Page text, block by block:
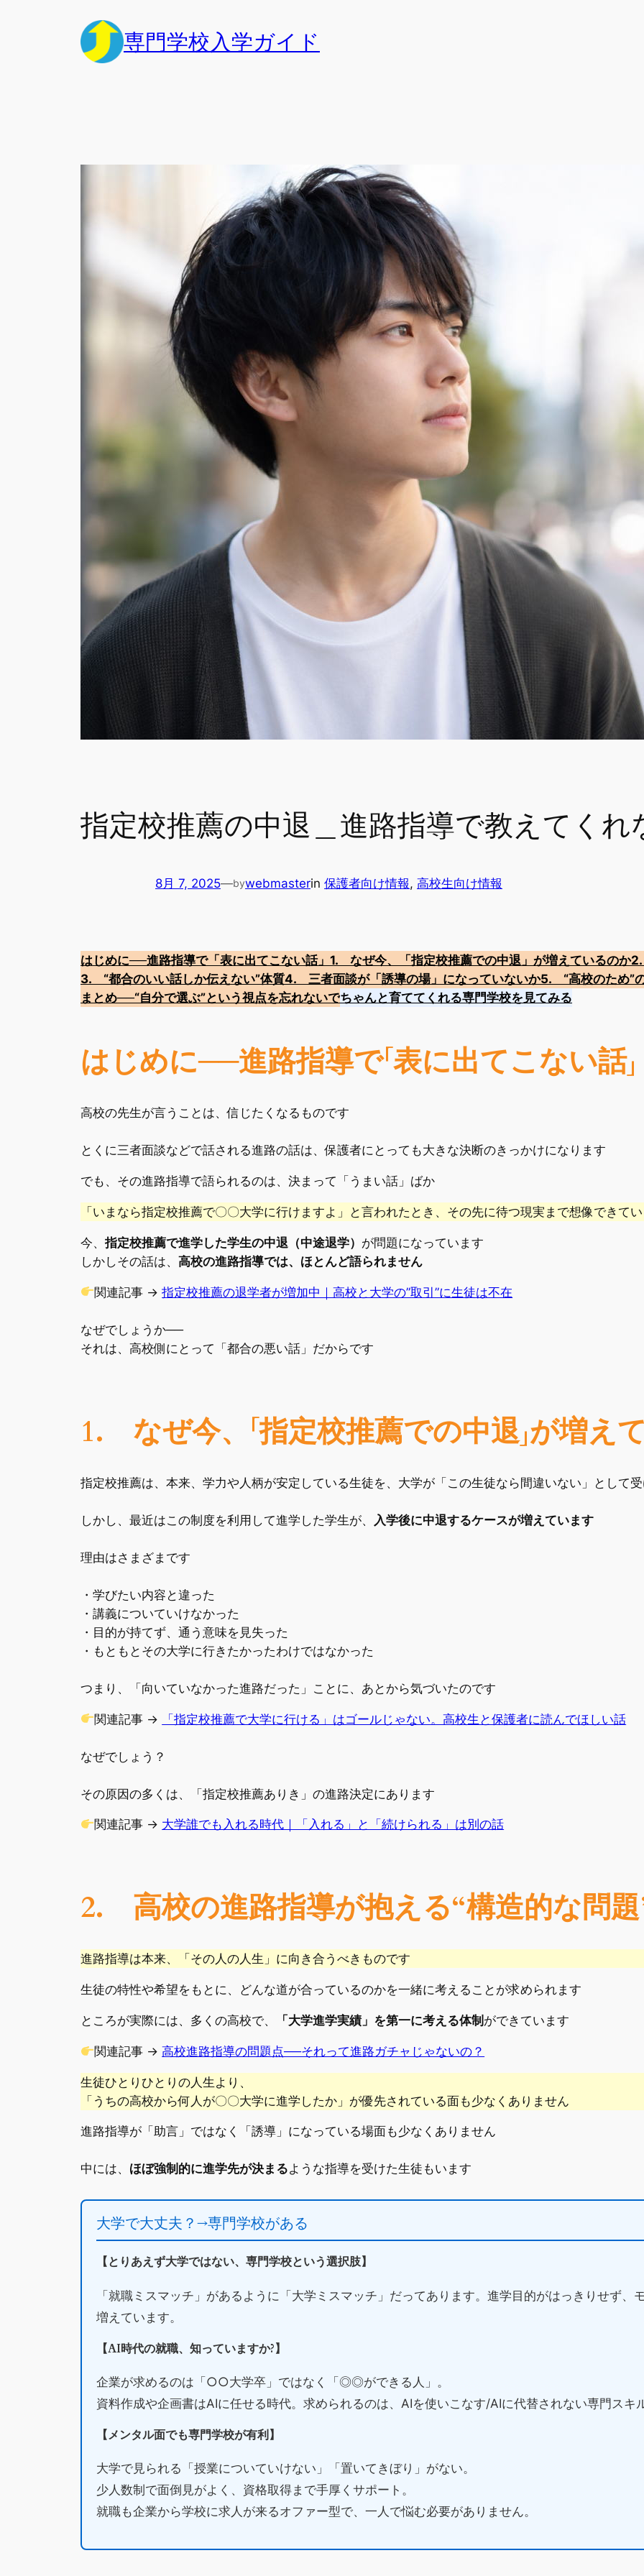
専門学校入学ガイド
指定校推薦の中退＿進路指導で教えてくれ
8月 7, 2025—bywebmasterin 保護者向け情報, 高校生向け情報
はじめに──進路指導で「表に出てこない話」 1. なぜ今、「指定校推薦での中退」が増えているのか2.
3. “都合のいい話しか伝えない”体質4. 三者面談が「誘導の場」になっていないか5. “高校のため”
まとめ──“自分で選ぶ”という視点を忘れないでちゃんと育ててくれる専門学校を見てみる
はじめに──進路指導で「表に出てこない話」
高校の先生が言うことは、信じたくなるものです
とくに三者面談などで話される進路の話は、保護者にとっても大きな決断のきっかけになります
でも、その進路指導で語られるのは、決まって「うまい話」ばか
「いまなら指定校推薦で〇〇大学に行けますよ」と言われたとき、その先に待つ現実まで想像できて
今、 指定校推薦で進学した学生の中退（中途退学） が問題になっています
しかしその話は、 高校の進路指導では、ほとんど語られません
関連記事 →指定校推薦の退学者が増加中｜高校と大学の”取引”に生徒は不在
なぜでしょうか──
それは、高校側にとって「都合の悪い話」だからです
1. なぜ今、「指定校推薦での中退」が増え
指定校推薦は、本来、学力や人柄が安定している生徒を、大学が「この生徒なら間違いない」として
しかし、最近はこの制度を利用して進学した学生が、 入学後に中退するケースが増えています
理由はさまざまです
・学びたい内容と違った
・講義についていけなかった
・目的が持てず、通う意味を見失った
・もともとその大学に行きたかったわけではなかった
つまり、「向いていなかった進路だった」ことに、あとから気づいたのです
関連記事 → 「指定校推薦で大学に行ける」はゴールじゃない。高校生と保護者に読んでほしい話
なぜでしょう？
その原因の多くは、「指定校推薦ありき」の進路決定にあります
関連記事 → 大学誰でも入れる時代｜「入れる」と「続けられる」は別の話
2. 高校の進路指導が抱える“構造的な問
進路指導は本来、「その人の人生」に向き合うべきものです
生徒の特性や希望をもとに、どんな道が合っているのかを一緒に考えることが求められます
ところが実際には、多くの高校で、 「大学進学実績」を第一に考える体制 ができています
関連記事 →高校進路指導の問題点──それって進路ガチャじゃないの？
生徒ひとりひとりの人生より、
「うちの高校から何人が〇〇大学に進学したか」が優先されている面も少なくありません
進路指導が「助言」ではなく「誘導」になっている場面も少なくありません
中には、 ほぼ強制的に進学先が決まるような指導を受けた生徒もいます
大学で大丈夫？→専門学校がある
【とりあえず大学ではない、専門学校という選択肢】
「就職ミスマッチ」があるように「大学ミスマッチ」だってあります。進学目的がはっきりせず
増えています。
【AI時代の就職、知っていますか?】
企業が求めるのは「○○大学卒」ではなく「◎◎ができる人」。
資料作成や企画書はAIに任せる時代。求められるのは、AIを使いこなす/AIに代替されない専門スキ
【メンタル面でも専門学校が有利】
大学で見られる「授業についていけない」「置いてきぼり」がない。
少人数制で面倒見がよく、資格取得まで手厚くサポート。
就職も企業から学校に求人が来るオファー型で、一人で悩む必要がありません。